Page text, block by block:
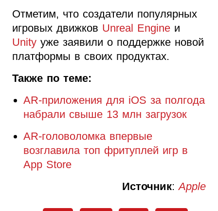
Отметим, что создатели популярных
игровых движков Unreal Engine и
Unity уже заявили о поддержке новой
платформы в своих продуктах.
Также по теме:
AR-приложения для iOS за полгода
набрали свыше 13 млн загрузок
AR-головоломка впервые
возглавила топ фритуплей игр в
App Store
Источник:Apple